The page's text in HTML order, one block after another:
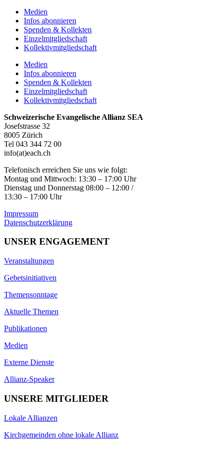
Medien
Infos abonnieren
Spenden & Kollekten
Einzelmitgliedschaft
Kollektivmitgliedschaft
Medien
Infos abonnieren
Spenden & Kollekten
Einzelmitgliedschaft
Kollektivmitgliedschaft
Schweizerische Evangelische Allianz SEA
Josefstrasse 32
8005 Zürich
Tel 043 344 72 00
info(at)each.ch
Telefonisch erreichen Sie uns wie folgt:
Montag und Mittwoch: 13:30 – 17:00 Uhr
Dienstag und Donnerstag 08:00 – 12:00 /
13:30 – 17:00 Uhr
Impressum
Datenschutzerklärung
UNSER ENGAGEMENT
Veranstaltungen
Gebetsinitiativen
Themensonntage
Aktuelle Themen
Publikationen
Medien
Externe Dienste
Allianz-Speaker
UNSERE MITGLIEDER
Lokale Allianzen
Kirchgemeinden ohne lokale Allianz